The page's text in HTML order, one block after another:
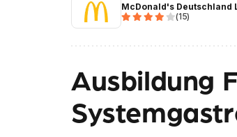
McDonald's Deutschland
(15)
Ausbildung